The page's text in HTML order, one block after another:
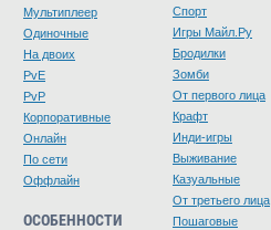
Мультиплеер
Одиночные
На двоих
PvE
PvP
Корпоративные
Онлайн
По сети
Оффлайн
ОСОБЕННОСТИ
Спорт
Игры Майл.Ру
Бродилки
Зомби
От первого лица
Крафт
Инди-игры
Выживание
Казуальные
От третьего лица
Пошаговые